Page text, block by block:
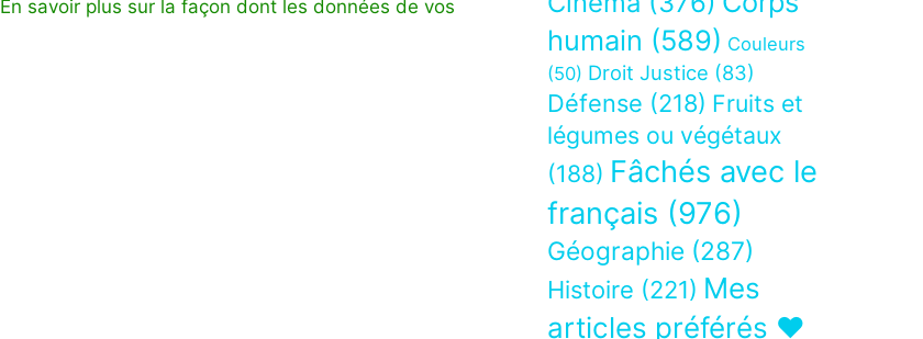
En savoir plus sur la façon dont les données de vos
humain (589) Couleurs
(50) Droit Justice (83)
Défense (218) Fruits et
légumes ou végétaux
(188) Fâchés avec le
français (976)
Géographie (287)
Histoire (221) Mes
articles préférés ❤